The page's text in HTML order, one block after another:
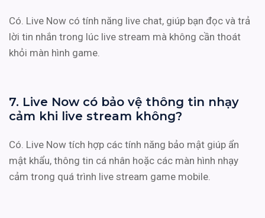
Có. Live Now có tính năng live chat, giúp bạn đọc và trả
lời tin nhắn trong lúc live stream mà không cần thoát
khỏi màn hình game.
7. Live Now có bảo vệ thông tin nhạy
cảm khi live stream không?
Có. Live Now tích hợp các tính năng bảo mật giúp ẩn
mật khẩu, thông tin cá nhân hoặc các màn hình nhạy
cảm trong quá trình live stream game mobile.